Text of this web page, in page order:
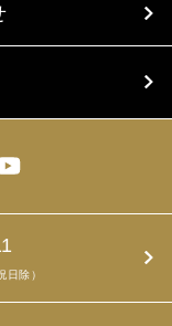
除）